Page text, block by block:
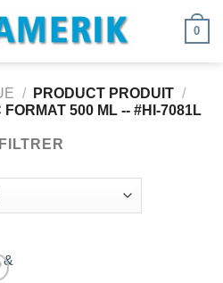
0
/ PRODUCT PRODUIT /
500 ML -- #HI-7081L
FILTRER